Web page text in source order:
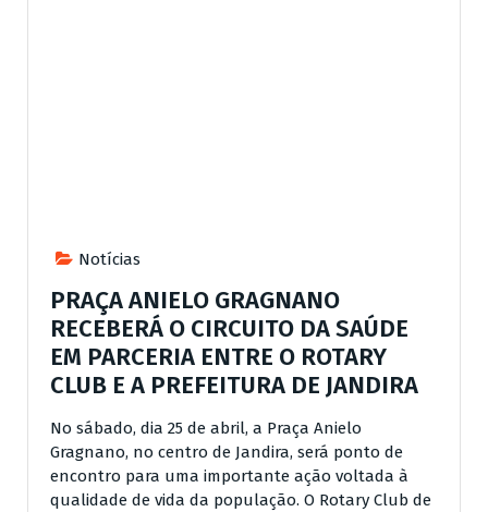
Notícias
PRAÇA ANIELO GRAGNANO
RECEBERÁ O CIRCUITO DA SAÚDE
EM PARCERIA ENTRE O ROTARY
CLUB E A PREFEITURA DE JANDIRA
No sábado, dia 25 de abril, a Praça Anielo
Gragnano, no centro de Jandira, será ponto de
encontro para uma importante ação voltada à
qualidade de vida da população. O Rotary Club de